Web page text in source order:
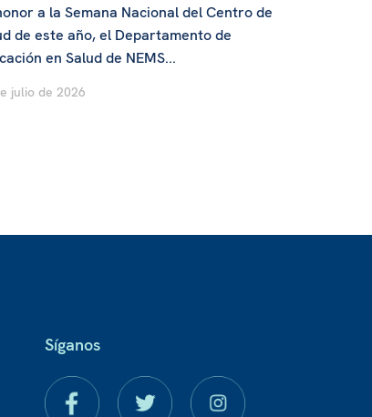
a la Semana Nacional del Centro de
de este año, el Departamento de
en Salud de NEMS...
julio de 2026
Síganos